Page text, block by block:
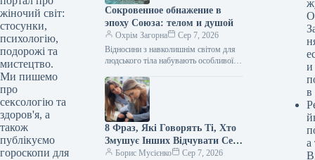
жіночий світ:
стосунки,
психологію,
подорожі та
мистецтво.
Ми пишемо
про
сексологію та
здоров'я, а
також
публікуємо
гороскопи для
Сокровенное обнажение в
эпоху Союза: телом и душой
Охрім Загорна
Сер 7, 2026
Відносини з навколишнім світом для
людського тіла набувають особливої ​​
революція, що розквітла за доби
Жовтневої…
8 Фраз, Які Говорять Ті, Хто
Змушує Інших Відчувати Себе
Справді Поміченими та
Борис Мусієнко
Сер 7, 2026
и
в
а